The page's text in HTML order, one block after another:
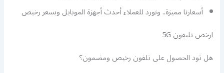
أسعارنا مميزة.. ونورد للعملاء أحدث أجهزة الموبايل وبسعر رخيص
ارخص تليفون 5G
هل تود الحصول على تلفون رخيص ومضمون؟